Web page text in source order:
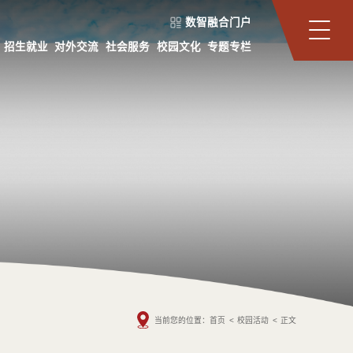
数智融合门户
招生就业 对外交流 社会服务 校园文化 专题专栏
当前您的位置： 首页 < 校园活动 < 正文